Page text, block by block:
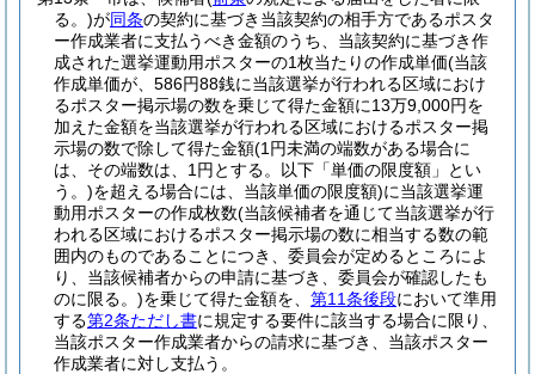
る。)が同条の契約に基づき当該契約の相手方であるポスタ
ー作成業者に支払うべき金額のうち、当該契約に基づき作
成された選挙運動用ポスターの1枚当たりの作成単価(当該
作成単価が、586円88銭に当該選挙が行われる区域におけ
るポスター掲示場の数を乗じて得た金額に13万9,000円を
加えた金額を当該選挙が行われる区域におけるポスター掲
示場の数で除して得た金額(1円未満の端数がある場合に
は、その端数は、1円とする。以下「単価の限度額」とい
う。)を超える場合には、当該単価の限度額)に当該選挙運
動用ポスターの作成枚数(当該候補者を通じて当該選挙が行
われる区域におけるポスター掲示場の数に相当する数の範
囲内のものであることにつき、委員会が定めるところによ
り、当該候補者からの申請に基づき、委員会が確認したも
のに限る。)を乗じて得た金額を、 第11条後段において準用
する第2条ただし書に規定する要件に該当する場合に限り、
当該ポスター作成業者からの請求に基づき、当該ポスター
作成業者に対し支払う。